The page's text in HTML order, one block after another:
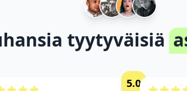
tyytyväisiä
5.0